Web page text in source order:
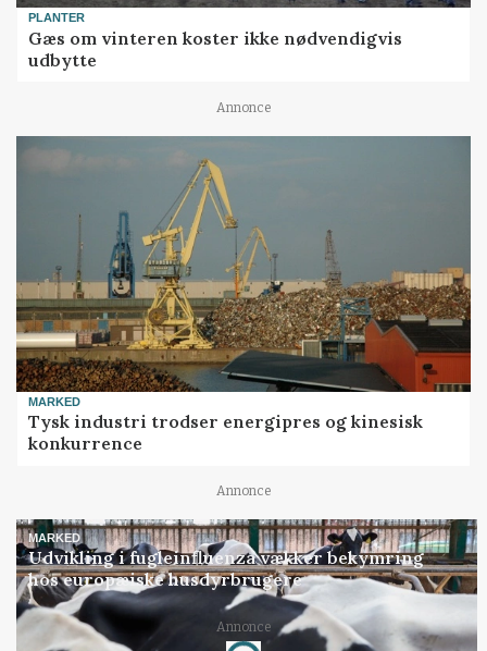
PLANTER
Gæs om vinteren koster ikke nødvendigvis
udbytte
Annonce
MARKED
Tysk industri trodser energipres og kinesisk
konkurrence
Annonce
MARKED
Udvikling i fugleinfluenza vækker bekymring
hos europæiske husdyrbrugere
Annonce